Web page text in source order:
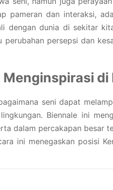
pameran dan interaksi,
dengan dunia di sekitar
persepsi dan
di
seni dapat
Biennale ini
dalam percakapan besar
ini menegaskan posisi